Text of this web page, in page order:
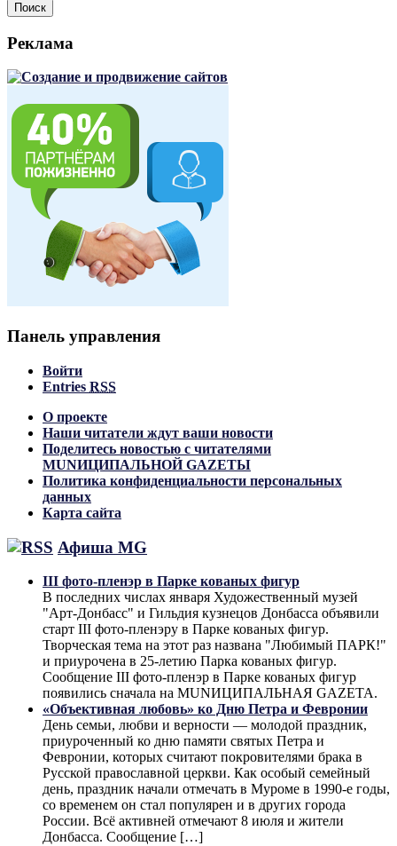
Поиск
Реклама
Панель управления
Войти
Entries RSS
О проекте
Наши читатели ждут ваши новости
Поделитесь новостью с читателями
MUNИЦИПАЛЬНОЙ GAZЕТЫ
Политика конфиденциальности персональных
данных
Карта сайта
Афиша MG
III фото-пленэр в Парке кованых фигур
В последних числах января Художественный музей
"Арт-Донбасс" и Гильдия кузнецов Донбасса объявили
старт III фото-пленэру в Парке кованых фигур.
Творческая тема на этот раз названа "Любимый ПАРК!"
и приурочена в 25-летию Парка кованых фигур.
Сообщение III фото-пленэр в Парке кованых фигур
появились сначала на MUNИЦИПАЛЬНАЯ GAZЕТА.
«Объективная любовь» ко Дню Петра и Февронии
День семьи, любви и верности — молодой праздник,
приуроченный ко дню памяти святых Петра и
Февронии, которых считают покровителями брака в
Русской православной церкви. Как особый семейный
день, праздник начали отмечать в Муроме в 1990-е годы,
со временем он стал популярен и в других города
России. Всё активней отмечают 8 июля и жители
Донбасса. Сообщение […]